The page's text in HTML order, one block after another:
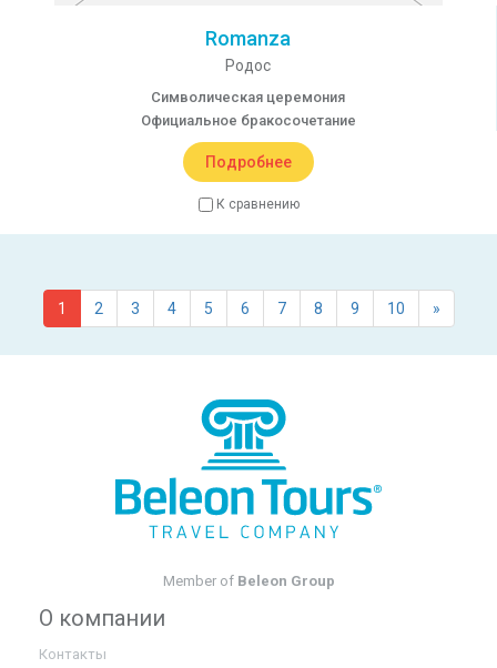
Romanza
Родос
Символическая церемония
Официальное бракосочетание
Подробнее
К сравнению
1 2 3 4 5 6 7 8 9 10 »
Member of Beleon Group
О компании
Контакты